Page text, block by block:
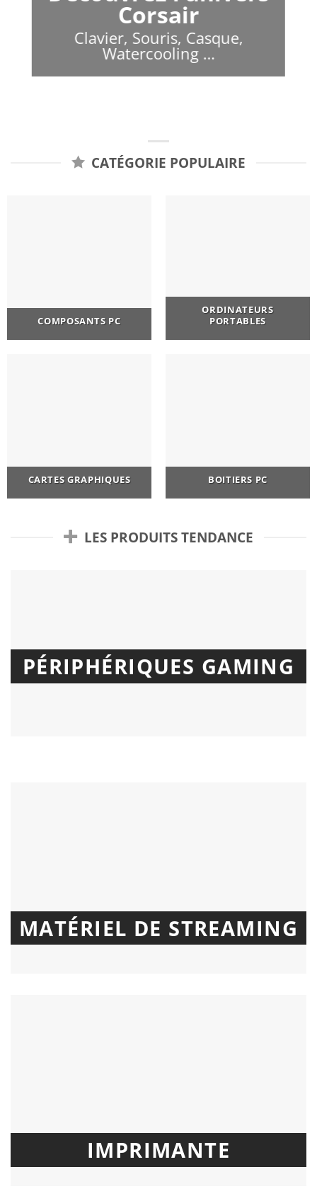
Corsair
Clavier, Souris, Casque,
Watercooling …
CATÉGORIE POPULAIRE
COMPOSANTS PC
ORDINATEURS
PORTABLES
CARTES GRAPHIQUES BOITIERS PC
LES PRODUITS TENDANCE
PÉRIPHÉRIQUES GAMING
MATÉRIEL DE STREAMING
IMPRIMANTE